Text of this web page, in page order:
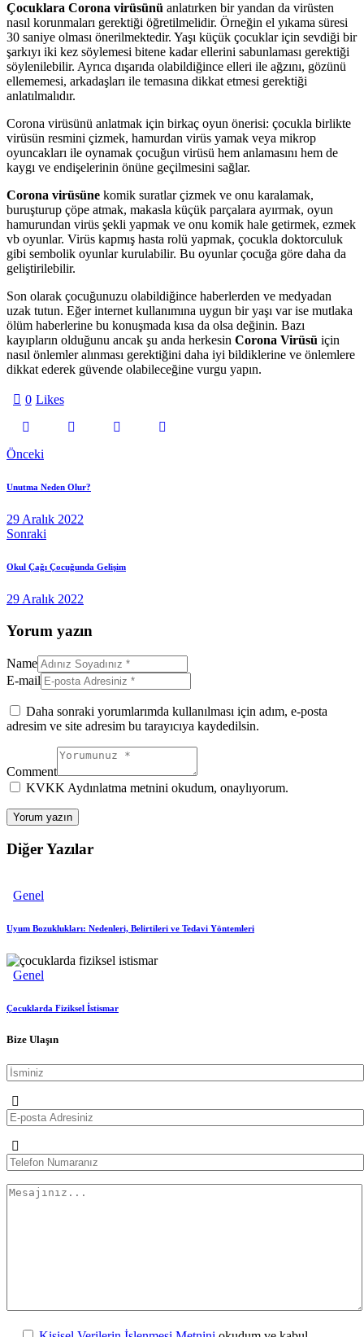
Çocuklara Corona virüsünü anlatırken bir yandan da virüsten
nasıl korunmaları gerektiği öğretilmelidir. Örneğin el yıkama süresi
30 saniye olması önerilmektedir. Yaşı küçük çocuklar için sevdiği bir
şarkıyı iki kez söylemesi bitene kadar ellerini sabunlaması gerektiği
söylenilebilir. Ayrıca dışarıda olabildiğince elleri ile ağzını, gözünü
ellememesi, arkadaşları ile temasına dikkat etmesi gerektiği
anlatılmalıdır.
Corona virüsünü anlatmak için birkaç oyun önerisi: çocukla birlikte
virüsün resmini çizmek, hamurdan virüs yamak veya mikrop
oyuncakları ile oynamak çocuğun virüsü hem anlamasını hem de
kaygı ve endişelerinin önüne geçilmesini sağlar.
Corona virüsüne komik suratlar çizmek ve onu karalamak,
buruşturup çöpe atmak, makasla küçük parçalara ayırmak, oyun
hamurundan virüs şekli yapmak ve onu komik hale getirmek, ezmek
vb oyunlar. Virüs kapmış hasta rolü yapmak, çocukla doktorculuk
gibi sembolik oyunlar kurulabilir. Bu oyunlar çocuğa göre daha da
geliştirilebilir.
Son olarak çocuğunuzu olabildiğince haberlerden ve medyadan
uzak tutun. Eğer internet kullanımına uygun bir yaşı var ise mutlaka
ölüm haberlerine bu konuşmada kısa da olsa değinin. Bazı
kayıpların olduğunu ancak şu anda herkesin Corona Virüsü için
nasıl önlemler alınması gerektiğini daha iyi bildiklerine ve önlemlere
dikkat ederek güvende olabileceğine vurgu yapın.
0 Likes
Önceki
Unutma Neden Olur?
29 Aralık 2022
Sonraki
Okul Çağı Çocuğunda Gelişim
29 Aralık 2022
Yorum yazın
Name
E-mail
Daha sonraki yorumlarımda kullanılması için adım, e-posta
adresim ve site adresim bu tarayıcıya kaydedilsin.
Comment
KVKK Aydınlatma metnini okudum, onaylıyorum.
Diğer Yazılar
Genel
Uyum Bozuklukları: Nedenleri, Belirtileri ve Tedavi Yöntemleri
Genel
Çocuklarda Fiziksel İstismar
Bize Ulaşın